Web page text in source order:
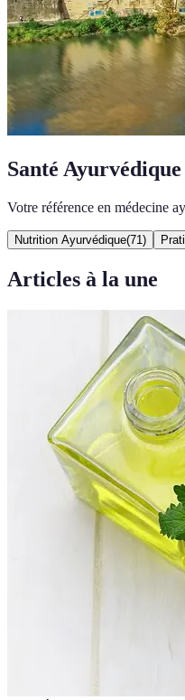
Santé Ayurvédique
Votre référence en médecine
Nutrition Ayurvédique(71 )
Articles à la une